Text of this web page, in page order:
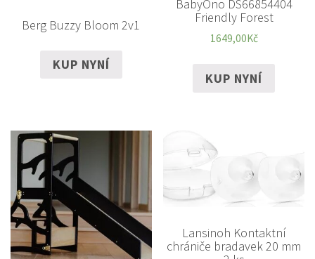
Berg Buzzy Bloom 2v1
KUP NYNÍ
BabyOno DS66854404
Friendly Forest
1649,00Kč
KUP NYNÍ
Lansinoh Kontaktní
chrániče bradavek 20 mm